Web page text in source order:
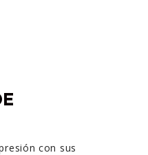
con sus